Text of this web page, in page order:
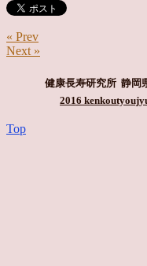
« Prev
Next »
健康長寿研究所 静岡
2016
Top